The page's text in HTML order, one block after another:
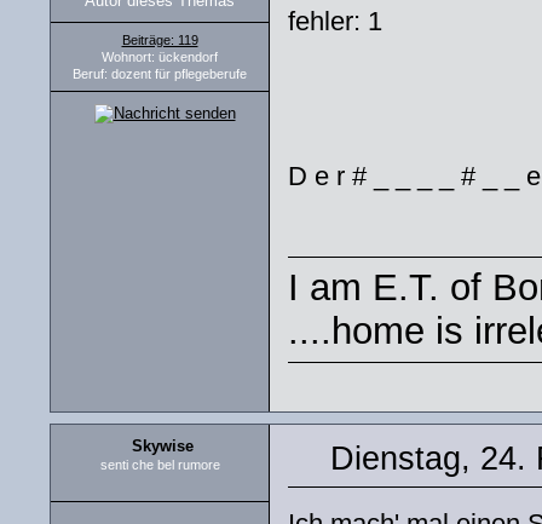
Beiträge: 119
Wohnort: ückendorf
Beruf: dozent für pflegeberufe
fehler: 1
D e r # _ _ _ _ # _ _
I am E.T. of
....home is
Skywise
senti che bel rumore Dienstag, 24.